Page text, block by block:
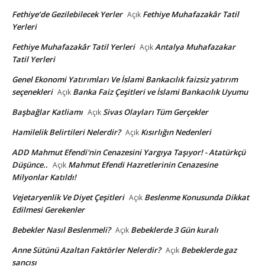
Fethiye’de Gezilebilecek Yerler Açık Fethiye Muhafazakâr Tatil
Yerleri
Fethiye Muhafazakâr Tatil Yerleri AçıkAntalya Muhafazakar
Tatil Yerleri
Genel Ekonomi Yatırımları Ve İslami Bankacılık faizsiz yatırım
seçenekleri Açık Banka Faiz Çeşitleri ve İslami Bankacılık Uyumu
Başbağlar Katliamı AçıkSivas Olayları Tüm Gerçekler
Hamilelik Belirtileri Nelerdir? Açık Kısırlığın Nedenleri
ADD Mahmut Efendi'nin Cenazesini Yargıya Taşıyor! - Atatürkçü
Düşünce.. Açık Mahmut Efendi Hazretlerinin Cenazesine
Milyonlar Katıldı!
Vejetaryenlik Ve Diyet Çeşitleri Açık Beslenme Konusunda Dikkat
Edilmesi Gerekenler
Bebekler Nasıl Beslenmeli? Açık Bebeklerde 3 Gün kuralı
Anne Sütünü Azaltan Faktörler Nelerdir? Açık Bebeklerde gaz
sancısı